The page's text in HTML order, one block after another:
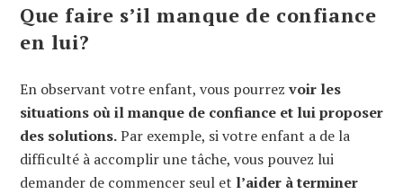
Que faire s’il manque de confiance
en lui?
En observant votre enfant, vous pourrez voir les
situations où il manque de confiance et lui proposer
des solutions.Par exemple, si votre enfant a de la
difficulté à accomplir une tâche, vous pouvez lui
demander de commencer seul et l’aider à terminer